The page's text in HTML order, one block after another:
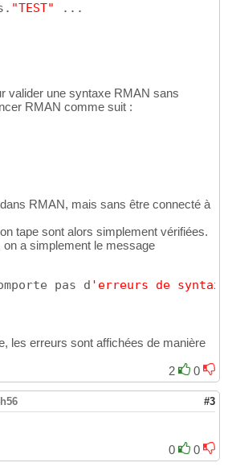
"TEST" ...
valider une syntaxe RMAN sans
RMAN comme suit :
RMAN, mais sans être connecté à
tape sont alors simplement vérifiées.
a simplement le message
pas d 'erreurs de syntaxe
les erreurs sont affichées de manière
2
0
#3
0
0